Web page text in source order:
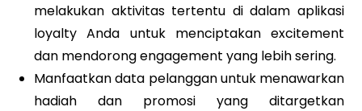
melakukan aktivitas tertentu di dalam aplikasi
loyalty Anda untuk menciptakan excitement
dan mendorong engagement yang lebih sering.
Manfaatkan data pelanggan untuk menawarkan
hadiah dan promosi yang ditargetkan